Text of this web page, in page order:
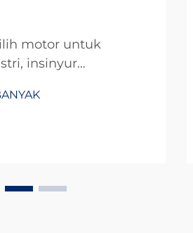
motor untuk
insinyur
motor DC standar